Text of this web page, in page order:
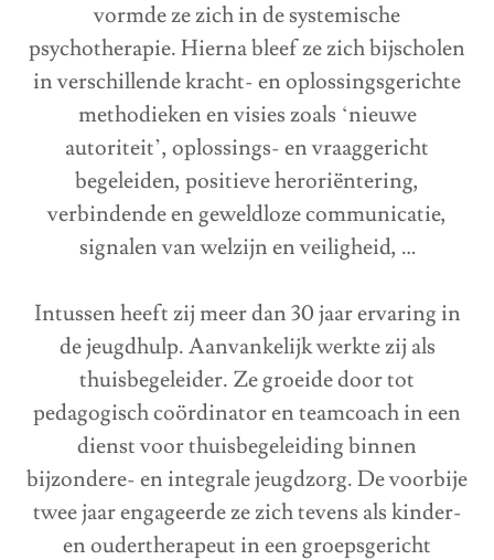
vormde ze zich in de systemische
psychotherapie. Hierna bleef ze zich bijscholen
in verschillende kracht- en oplossingsgerichte
methodieken en visies zoals ‘nieuwe
autoriteit’, oplossings- en vraaggericht
begeleiden, positieve heroriëntering,
verbindende en geweldloze communicatie,
signalen van welzijn en veiligheid, …
Intussen heeft zij meer dan 30 jaar ervaring in
de jeugdhulp. Aanvankelijk werkte zij als
thuisbegeleider. Ze groeide door tot
pedagogisch coördinator en teamcoach in een
dienst voor thuisbegeleiding binnen
bijzondere- en integrale jeugdzorg. De voorbije
twee jaar engageerde ze zich tevens als kinder-
en oudertherapeut in een groepsgericht